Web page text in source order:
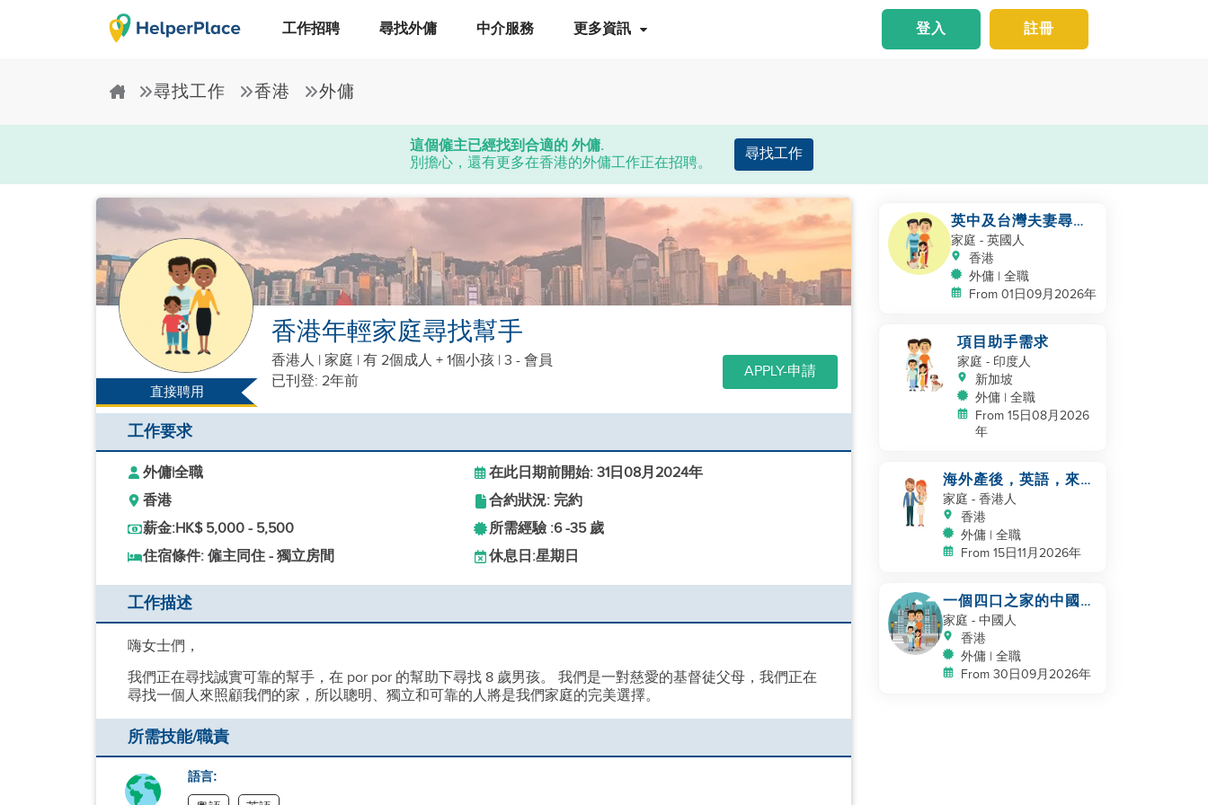
工作招聘 尋找外傭 中介服務 更多資訊 註冊
登入
尋找工作 香港 外傭
這個僱主已經找到合適的 外傭.
別擔心，還有更多在香港的外傭工作正在招聘。
尋找工作
直接聘用
香港年輕家庭尋找幫手
香港人 | 家庭 | 有 2個成人 + 1個小孩 | 3 - 會員
已刊登: 2年前
APPLY-申請
工作要求
外傭|全職
在此日期前開始: 31日08月2024年
香港
合約狀況: 完約
薪金:HK$ 5,000 - 5,500 所需經驗 :6 -35 歲
住宿條件: 僱主同住 - 獨立房間
休息日:星期日
工作描述
嗨女士們，
我們正在尋找誠實可靠的幫手，在 por por 的幫助下尋找 8 歲男孩。 我們是一對慈愛的基督徒父母，我們正在
尋找一個人來照顧我們的家，所以聰明、獨立和可靠的人將是我們家庭的完美選擇。
所需技能/職責
語言:
英中及台灣夫妻尋找
助手
家庭 - 英國人
香港
外傭 | 全職
From 01日09月2026年
項目助手需求
家庭 - 印度人
新加坡
外傭 | 全職
From 15日08月2026
年
海外產後，英語，來自
香港/新加坡/馬來西亞/
台灣，照顧新生嬰兒
家庭 - 香港人
香港
外傭 | 全職
From 15日11月2026年
一個四口之家的中國家
庭急需找幫手
家庭 - 中國人
香港
外傭 | 全職
From 30日09月2026年